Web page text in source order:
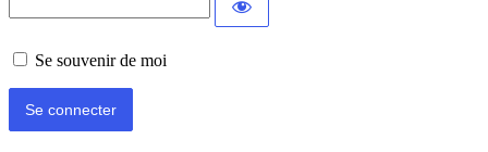
Se souvenir de moi